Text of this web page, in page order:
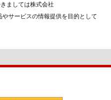
ましては株式会社
サービスの情報提供を目的として